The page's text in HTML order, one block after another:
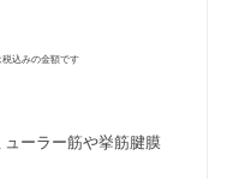
込みの金額です
ーラー筋や挙筋腱膜